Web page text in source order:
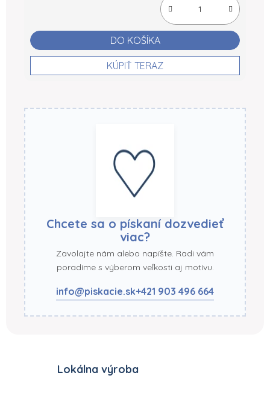
DO KOŠÍKA
KÚPIŤ TERAZ
Chcete sa o pískaní dozvedieť
viac?
Zavolajte nám alebo napíšte. Radi vám
poradíme s výberom veľkosti aj motívu.
info@piskacie.sk+421 903 496 664
Lokálna výroba